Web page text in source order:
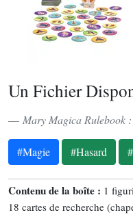
Un Fichier
Mary Magica Rulebook :
#Magie #Hasard
Contenu de la boîte : 1
18 cartes de recherche